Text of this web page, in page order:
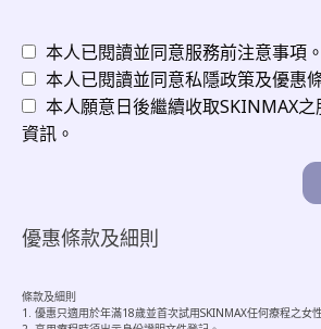
本人已閱讀並同意服務前注意事項。
本人已閱讀並同意私隱政策及優惠
本人願意日後繼續收取SKINMAX
資訊。
優惠條款及細則
條款及細則
1. 優惠只適用於年滿18歲並首次試用SKINMAX任何療程之女